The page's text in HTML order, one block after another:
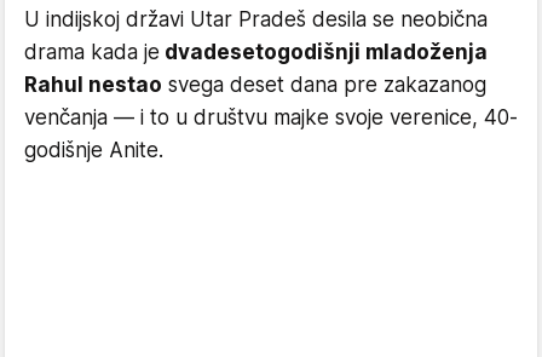
U indijskoj državi Utar Pradeš desila se neobična
drama kada je dvadesetogodišnji mladoženja
Rahul nestao svega deset dana pre zakazanog
venčanja — i to u društvu majke svoje verenice, 40-
godišnje Anite.